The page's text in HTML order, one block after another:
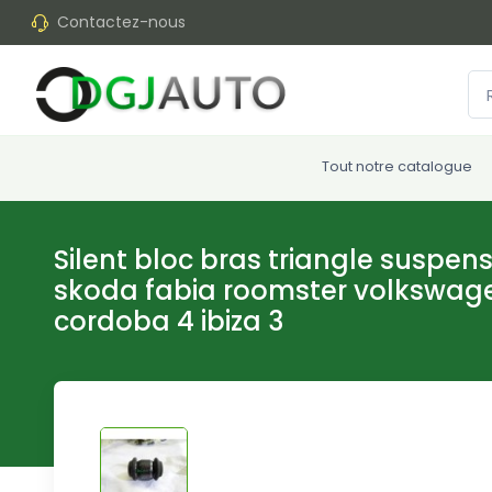
Contactez-nous
Tout notre catalogue
Silent bloc bras triangle
skoda fabia roomster
cordoba 4 ibiza 3